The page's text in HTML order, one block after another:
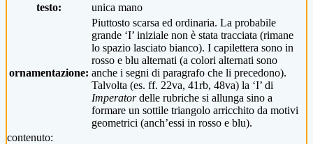
testo:
unica mano
ornamentazione:
Piuttosto scarsa ed ordinaria. La probabile
grande ‘I’ iniziale non è stata tracciata (rimane
lo spazio lasciato bianco). I capilettera sono in
rosso e blu alternati (a colori alternati sono
anche i segni di paragrafo che li precedono).
Talvolta (es. ff. 22va, 41rb, 48va) la ‘I’ di
Imperatordelle rubriche si allunga sino a
formare un sottile triangolo arricchito da motivi
geometrici (anch’essi in rosso e blu).
contenuto: